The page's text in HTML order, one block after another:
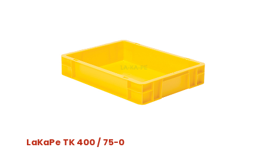
LaKaPe TK 400 / 75-0